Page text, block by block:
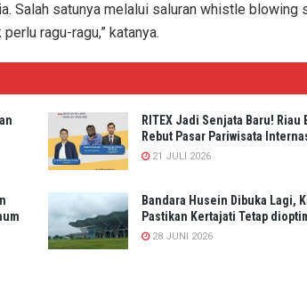
Salah satunya melalui saluran whistle blowing
ragu-ragu,” katanya.
RITEX Jadi Senjata Baru! Riau
Rebut Pasar Pariwisata
21 JULI 2026
Bandara Husein Dibuka Lagi,
Pastikan Kertajati Tetap
28 JUNI 2026